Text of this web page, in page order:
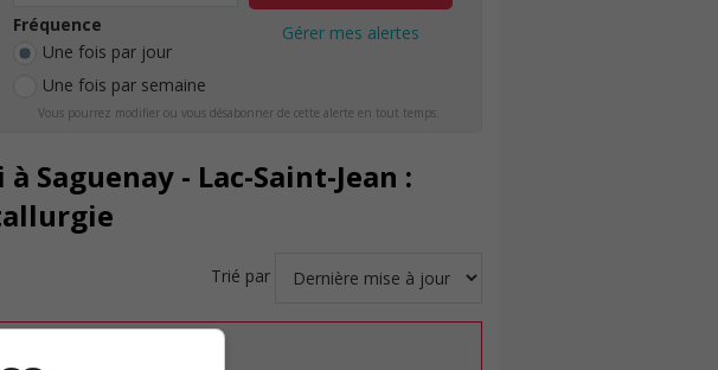
Fréquence
Une fois par jour
Une fois par semaine
Gérer mes alertes
Vous pourrez modifier ou vous désabonner de cette alerte en tout temps.
Saguenay - Lac-Saint-Jean :
Trié par
produit aucun résultat.